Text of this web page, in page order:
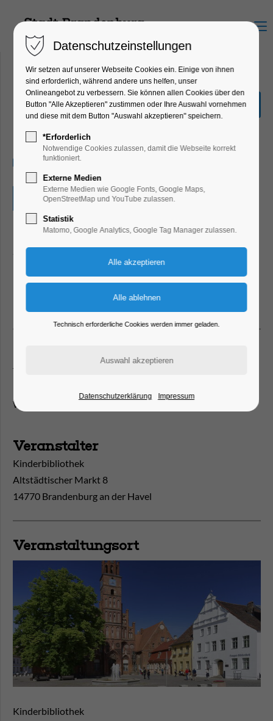
Menu
Winterliches Basteln
Ferienkalender, Kinder, Jugend, Mitmach-
Aktion
03.02.2025, 10:00–17:00
Eintritt frei
Komm in die Kinderbibliothek und bastle deinen eigenen
Schneemann.
Tel.
Web
https://bibliothek.stadt-brandenburg.de
Veranstalter
Kinderbibliothek
Altstädtischer Markt 8
14770 Brandenburg an der Havel
Veranstaltungsort
Kinderbibliothek
Datenschutzeinstellungen
Wir setzen auf unserer Webseite Cookies ein. Einige von ihnen
sind erforderlich, während andere uns helfen, unser
Onlineangebot zu verbessern. Sie können allen Cookies über den
Button "Alle Akzeptieren" zustimmen oder Ihre Auswahl vornehmen
und diese mit dem Button "Auswahl akzeptieren" speichern.
*Erforderlich
Notwendige Cookies zulassen, damit die Webseite korrekt
funktioniert.
Externe Medien
Externe Medien wie Google Fonts, Google Maps,
OpenStreetMap und YouTube zulassen.
Statistik
Matomo, Google Analytics, Google Tag Manager zulassen.
Technisch erforderliche Cookies werden immer geladen.
Datenschutzerklärung Impressum